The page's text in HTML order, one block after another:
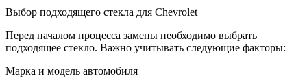
Выбор подходящего стекла для Chevrolet
Перед началом процесса замены необходимо выбрать
подходящее стекло. Важно учитывать следующие факторы:
Марка и модель автомобиля